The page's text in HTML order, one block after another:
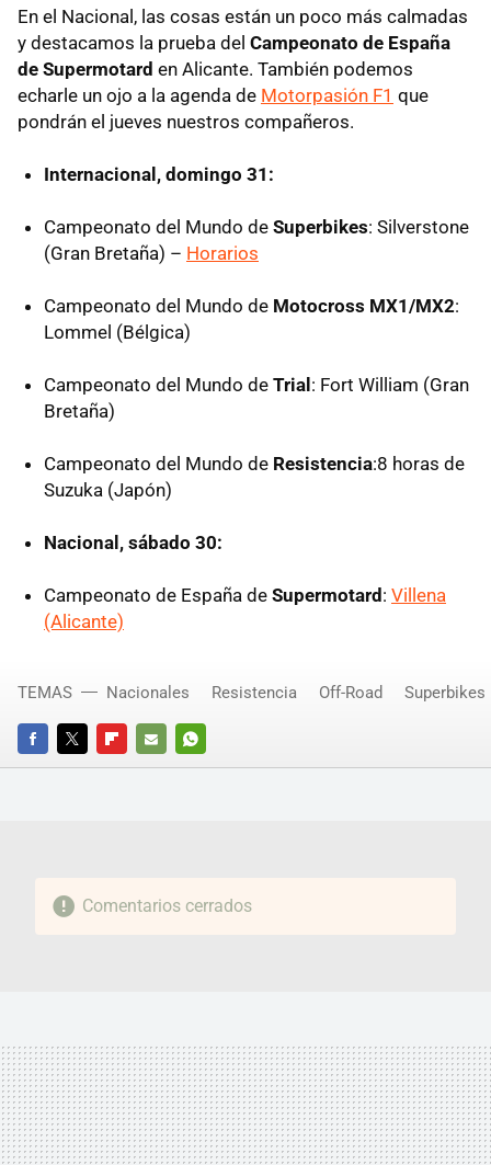
En el Nacional, las cosas están un poco más calmadas
y destacamos la prueba del Campeonato de España
de Supermotard en Alicante. También podemos
echarle un ojo a la agenda de Motorpasión F1 que
pondrán el jueves nuestros compañeros.
Internacional, domingo 31:
Campeonato del Mundo de Superbikes: Silverstone
(Gran Bretaña) – Horarios
Campeonato del Mundo de Motocross MX1/MX2:
Lommel (Bélgica)
Campeonato del Mundo de Trial: Fort William (Gran
Bretaña)
Campeonato del Mundo de Resistencia:8 horas de
Suzuka (Japón)
Nacional, sábado 30:
Campeonato de España de Supermotard: Villena
(Alicante)
FACEBOOKTWITTERFLIPBOARD
E-
WHATSAPP
TEMAS Nacionales Resistencia Off-Road Superbikes
Comentarios cerrados